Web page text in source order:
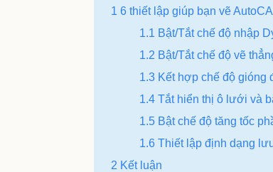
1 6 thiết lập giúp bạn vẽ
1.1 Bật/Tắt chế độ nhập
1.2 Bật/Tắt chế độ vẽ
1.3 Kết hợp chế độ gióng
1.4 Tắt hiển thị ô lưới và
1.5 Bật chế độ tăng tốc
1.6 Thiết lập định dạng
2 Kết luận